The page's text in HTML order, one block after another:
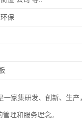
保
一家集研发、创新、生
理和服务理念。